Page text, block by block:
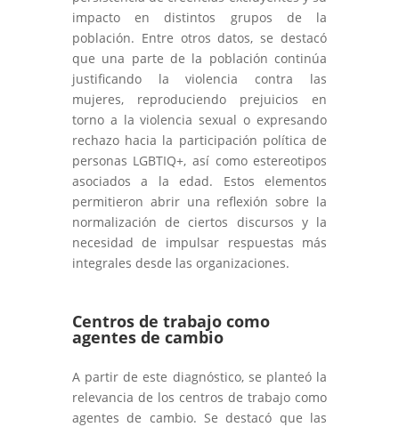
impacto en distintos grupos de la
población. Entre otros datos, se destacó
que una parte de la población continúa
justificando la violencia contra las
mujeres, reproduciendo prejuicios en
torno a la violencia sexual o expresando
rechazo hacia la participación política de
personas LGBTIQ+, así como estereotipos
asociados a la edad. Estos elementos
permitieron abrir una reflexión sobre la
normalización de ciertos discursos y la
necesidad de impulsar respuestas más
integrales desde las organizaciones.
Centros de trabajo como
agentes de cambio
A partir de este diagnóstico, se planteó la
relevancia de los centros de trabajo como
agentes de cambio. Se destacó que las